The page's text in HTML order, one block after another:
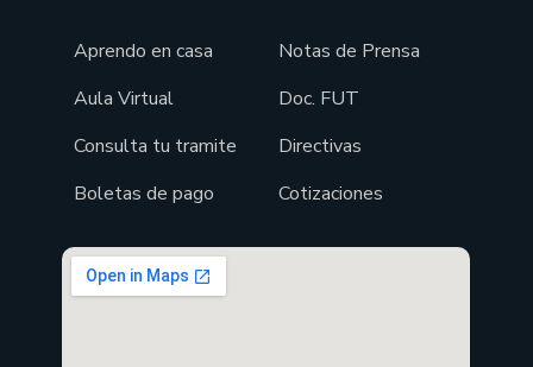
Aprendo en casa
Aula Virtual
Consulta tu tramite
Boletas de pago
Notas de Prensa
Doc. FUT
Directivas
Cotizaciones